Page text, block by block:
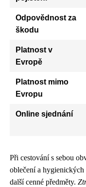
Odpovědnost za
škodu
Platnost v
Evropě
Platnost mimo
Evropu
Online sjednání
Při cestování s sebou
oblečení a
další cenné předměty.